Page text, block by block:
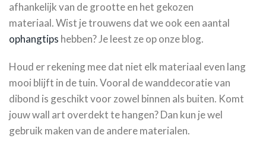
afhankelijk van de grootte en het gekozen
materiaal. Wist je trouwens dat we ook een aantal
ophangtips hebben? Je leest ze op onze blog.
Houd er rekening mee dat niet elk materiaal even lang
mooi blijft in de tuin. Vooral de wanddecoratie van
dibond is geschikt voor zowel binnen als buiten. Komt
jouw wall art overdekt te hangen? Dan kun je wel
gebruik maken van de andere materialen.